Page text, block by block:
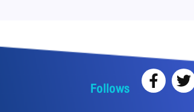
Follows